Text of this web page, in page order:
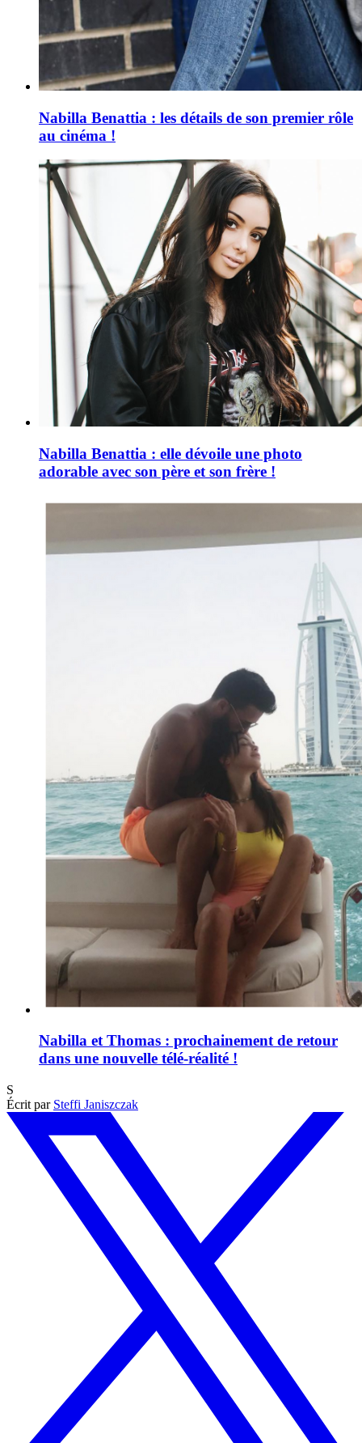
Nabilla Benattia : les détails de son premier rôle
au cinéma !
Nabilla Benattia : elle dévoile une photo
adorable avec son père et son frère !
Nabilla et Thomas : prochainement de retour
dans une nouvelle télé-réalité !
S
Écrit par Steffi Janiszczak